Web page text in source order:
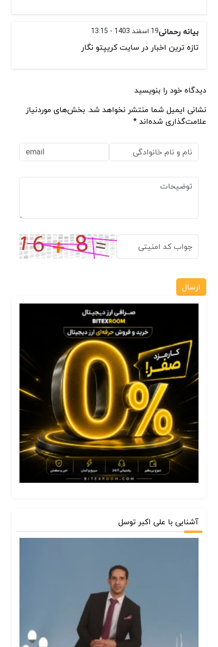
بیانه رحمانی19 اسفند 1403 - 13:15
تازه ترین اخبار در سایت کریپتو نگار
دیدگاه خود را بنویسید
نشانی ایمیل شما منتشر نخواهد شد. بخش‌های موردنیاز
علامت‌گذاری شده‌اند *
ارسال
آشنایی با علی اکبر توسل